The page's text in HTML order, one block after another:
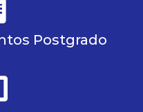
Postgrado